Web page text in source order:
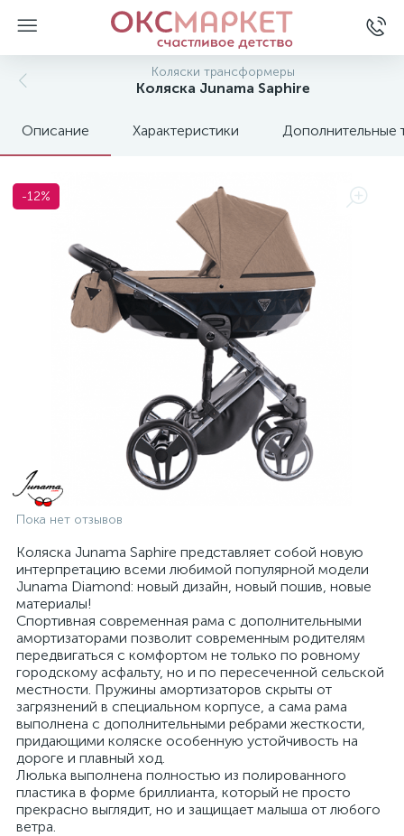
Коляски трансформеры
Коляска Junama Saphire
Описание Характеристики Дополнительные
-12%
Пока нет отзывов
Коляска Junama Saphire представляет собой новую
интерпретацию всеми любимой популярной модели
Junama Diamond: новый дизайн, новый пошив, новые
материалы!
Спортивная современная рама с дополнительными
амортизаторами позволит современным родителям
передвигаться с комфортом не только по ровному
городскому асфальту, но и по пересеченной сельской
местности. Пружины амортизаторов скрыты от
загрязнений в специальном корпусе, а сама рама
выполнена с дополнительными ребрами жесткости,
придающими коляске особенную устойчивость на
дороге и плавный ход.
Люлька выполнена полностью из полированного
пластика в форме бриллианта, который не просто
прекрасно выглядит, но и защищает малыша от любого
ветра.